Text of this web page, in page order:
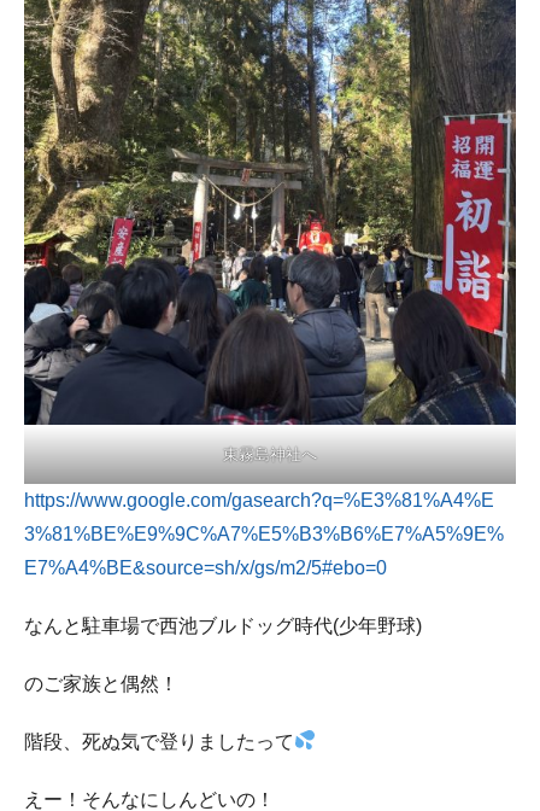
東霧島神社へ
https://www.google.com/gasearch?q=%E3%81%A4%E
3%81%BE%E9%9C%A7%E5%B3%B6%E7%A5%9E%
E7%A4%BE&source=sh/x/gs/m2/5#ebo=0
なんと駐車場で西池ブルドッグ時代(少年野球)
のご家族と偶然！
階段、死ぬ気で登りましたって
えー！そんなにしんどいの！